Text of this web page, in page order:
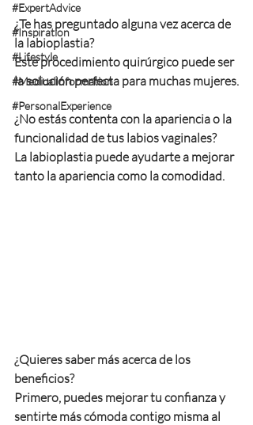
#ExpertAdvice
#Inspiration
#Lifestyle
#MedicalInformation
#PersonalExperience
¿Te has preguntado alguna vez acerca de
la labioplastia?
Este procedimiento quirúrgico puede ser
la solución perfecta para muchas mujeres.
¿No estás contenta con la apariencia o la
funcionalidad de tus labios vaginales?
La labioplastia puede ayudarte a mejorar
tanto la apariencia como la comodidad.
¿Quieres saber más acerca de los
beneficios?
Primero, puedes mejorar tu confianza y
sentirte más cómoda contigo misma al